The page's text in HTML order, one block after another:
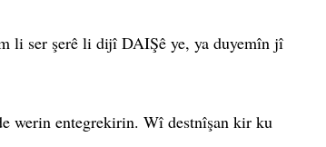
li ser şerê li dijî DAIŞê ye, ya duyemîn jî
werin entegrekirin. Wî destnîşan kir ku